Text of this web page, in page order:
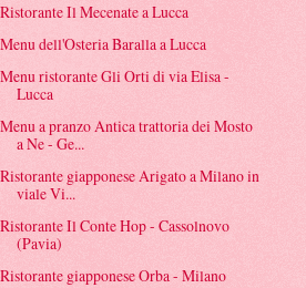
Ristorante Il Mecenate a Lucca
Menu dell'Osteria Baralla a Lucca
Menu ristorante Gli Orti di via Elisa -
Lucca
Menu a pranzo Antica trattoria dei Mosto
a Ne - Ge...
Ristorante giapponese Arigato a Milano in
viale Vi...
Ristorante Il Conte Hop - Cassolnovo
(Pavia)
Ristorante giapponese Orba - Milano